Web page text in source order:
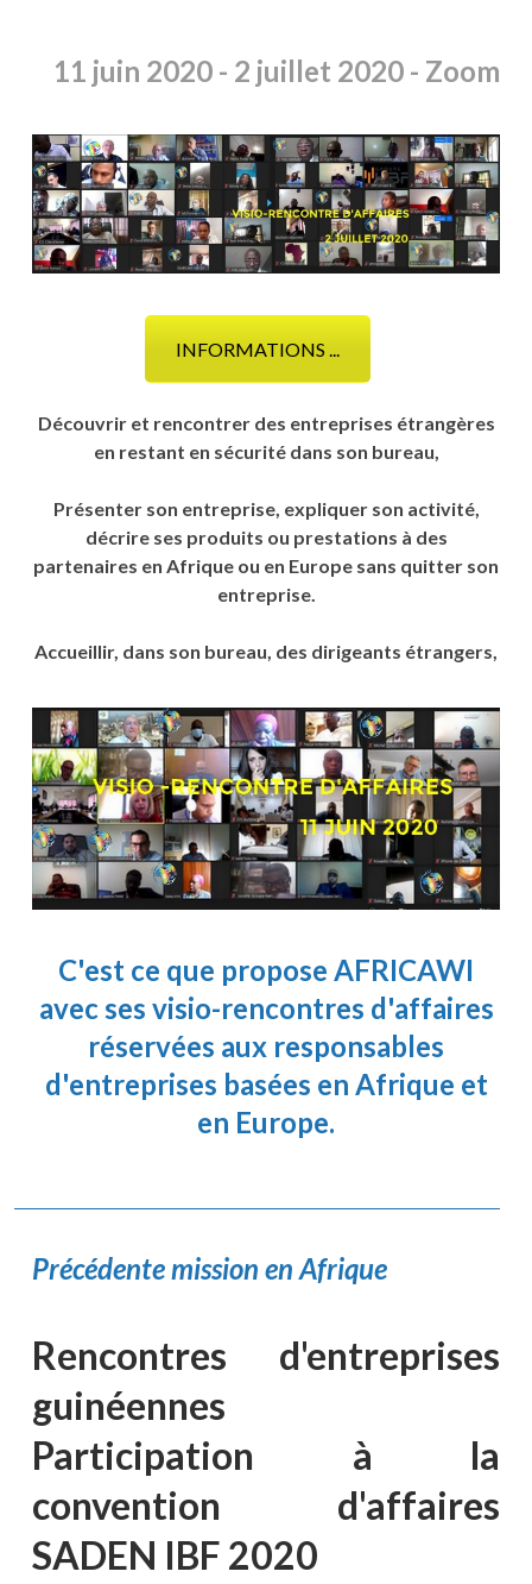
11 juin 2020 - 2 juillet 2020 - Zoom
INFORMATIONS ...
Découvrir et rencontrer des entreprises étrangères
en restant en sécurité dans son bureau,
Présenter son entreprise, expliquer son activité,
décrire ses produits ou prestations à des
partenaires en Afrique ou en Europe sans quitter son
entreprise.
Accueillir, dans son bureau, des dirigeants étrangers,
C'est ce que propose AFRICAWI
avec ses visio-rencontres d'affaires
réservées aux responsables
d'entreprises basées en Afrique et
en Europe.
Précédente mission en Afrique
Rencontres d'entreprises
guinéennes
Participation à la
convention d'affaires
SADEN IBF 2020